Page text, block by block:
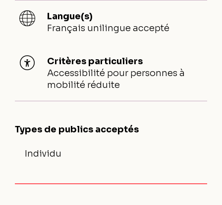
Langue(s)
Français unilingue accepté
Critères particuliers
Accessibilité pour personnes à
mobilité réduite
Types de publics acceptés
Individu